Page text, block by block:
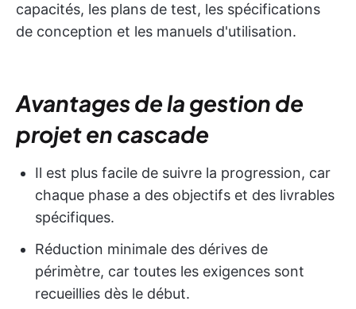
capacités, les plans de test, les spécifications
de conception et les manuels d'utilisation.
Avantages de la gestion de
projet en cascade
Il est plus facile de suivre la progression, car
chaque phase a des objectifs et des livrables
spécifiques.
Réduction minimale des dérives de
périmètre, car toutes les exigences sont
recueillies dès le début.